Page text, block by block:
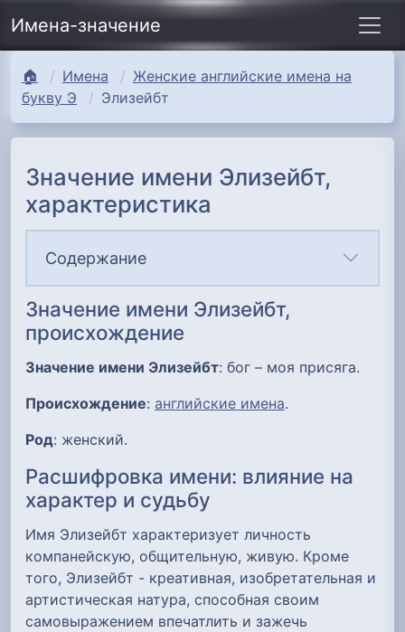
Имена-значение
🏠 Имена
Женские английские имена на
букву Э
Элизейбт
Значение имени Элизейбт,
характеристика
Содержание
Значение имени Элизейбт,
происхождение
Значение имени Элизейбт: бог – моя присяга.
Происхождение: английские имена.
Род: женский.
Расшифровка имени: влияние на
характер и судьбу
Имя Элизейбт характеризует личность
компанейскую, общительную, живую. Кроме
того, Элизейбт - креативная, изобретательная и
артистическая натура, способная своим
самовыражением впечатлить и зажечь